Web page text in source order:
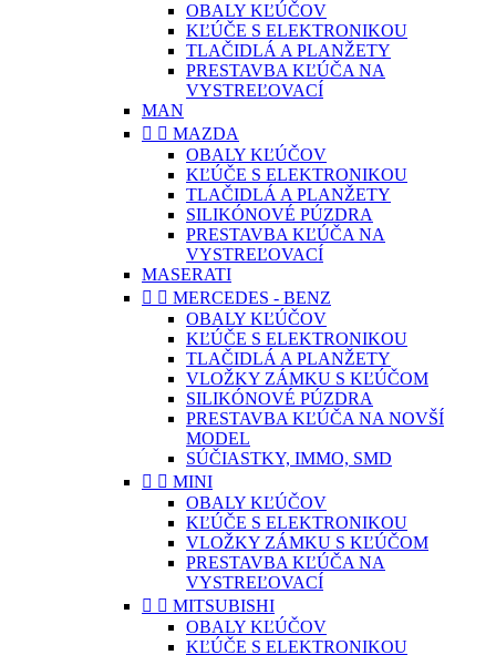
OBALY KĽÚČOV
KĽÚČE S ELEKTRONIKOU
TLAČIDLÁ A PLANŽETY
PRESTAVBA KĽÚČA NA
VYSTREĽOVACÍ
MAN
  MAZDA
OBALY KĽÚČOV
KĽÚČE S ELEKTRONIKOU
TLAČIDLÁ A PLANŽETY
SILIKÓNOVÉ PÚZDRA
PRESTAVBA KĽÚČA NA
VYSTREĽOVACÍ
MASERATI
  MERCEDES - BENZ
OBALY KĽÚČOV
KĽÚČE S ELEKTRONIKOU
TLAČIDLÁ A PLANŽETY
VLOŽKY ZÁMKU S KĽÚČOM
SILIKÓNOVÉ PÚZDRA
PRESTAVBA KĽÚČA NA NOVŠÍ
MODEL
SÚČIASTKY, IMMO, SMD
  MINI
OBALY KĽÚČOV
KĽÚČE S ELEKTRONIKOU
VLOŽKY ZÁMKU S KĽÚČOM
PRESTAVBA KĽÚČA NA
VYSTREĽOVACÍ
  MITSUBISHI
OBALY KĽÚČOV
KĽÚČE S ELEKTRONIKOU